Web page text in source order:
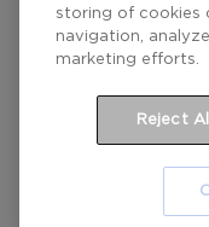
© Galderma
storing of cookies
navigation,
marketing efforts.
Reject All